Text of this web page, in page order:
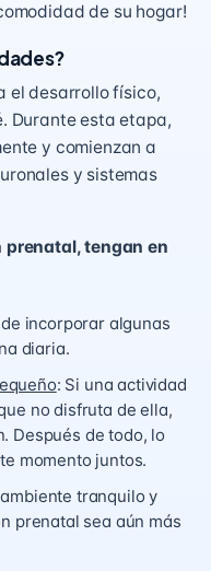
de su hogar!
el desarrollo físico,
Durante esta etapa,
y comienzan a
y sistemas
tengan en
incorporar algunas
diaria.
: Si una actividad
no disfruta de ella,
Después de todo, lo
momento juntos.
tranquilo y
prenatal sea aún más